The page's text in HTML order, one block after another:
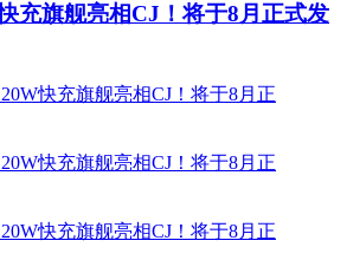
充旗舰亮相CJ！将于8月正式发